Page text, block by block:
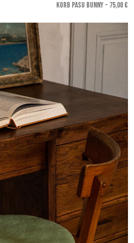
KORB PASU BUNNY - 75,00 €